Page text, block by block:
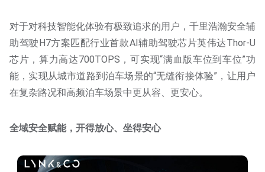
对于对科技智能化体验有极致追求的用户，千里浩瀚安全辅
助驾驶H7方案匹配行业首款AI辅助驾驶芯片英伟达Thor-U
芯片，算力高达700TOPS，可实现“满血版车位到车位”功
能，实现从城市道路到泊车场景的“无缝衔接体验”，让用户
在复杂路况和高频泊车场景中更从容、更安心。
全域安全赋能，开得放心、坐得安心